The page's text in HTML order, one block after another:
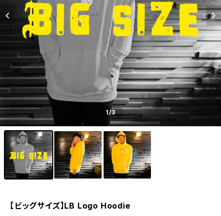
1/3
【ビッグサイズ】LB Logo Hoodie